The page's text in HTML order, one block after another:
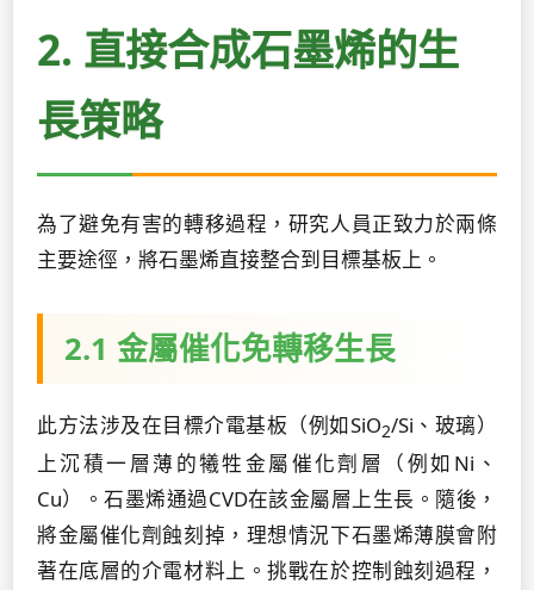
2. 直接合成石墨烯的生
長策略
為了避免有害的轉移過程，研究人員正致力於兩條
主要途徑，將石墨烯直接整合到目標基板上。
2.1 金屬催化免轉移生長
此方法涉及在目標介電基板（例如SiO2/Si、玻璃）
上沉積一層薄的犧牲金屬催化劑層（例如Ni、
Cu）。石墨烯通過CVD在該金屬層上生長。隨後，
將金屬催化劑蝕刻掉，理想情況下石墨烯薄膜會附
著在底層的介電材料上。挑戰在於控制蝕刻過程，